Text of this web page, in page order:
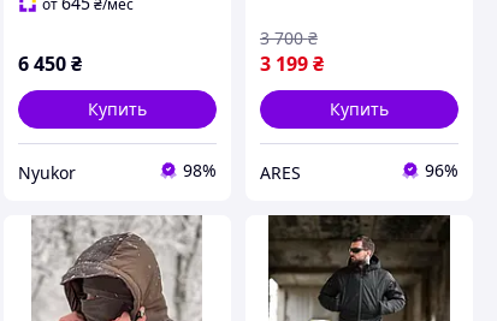
от ₴/мес
6 450 ₴
Купить
Nyukor 98%
мультикам,
тактический костюм
3 199₴
3 700 ₴
Купить
ARES 96%